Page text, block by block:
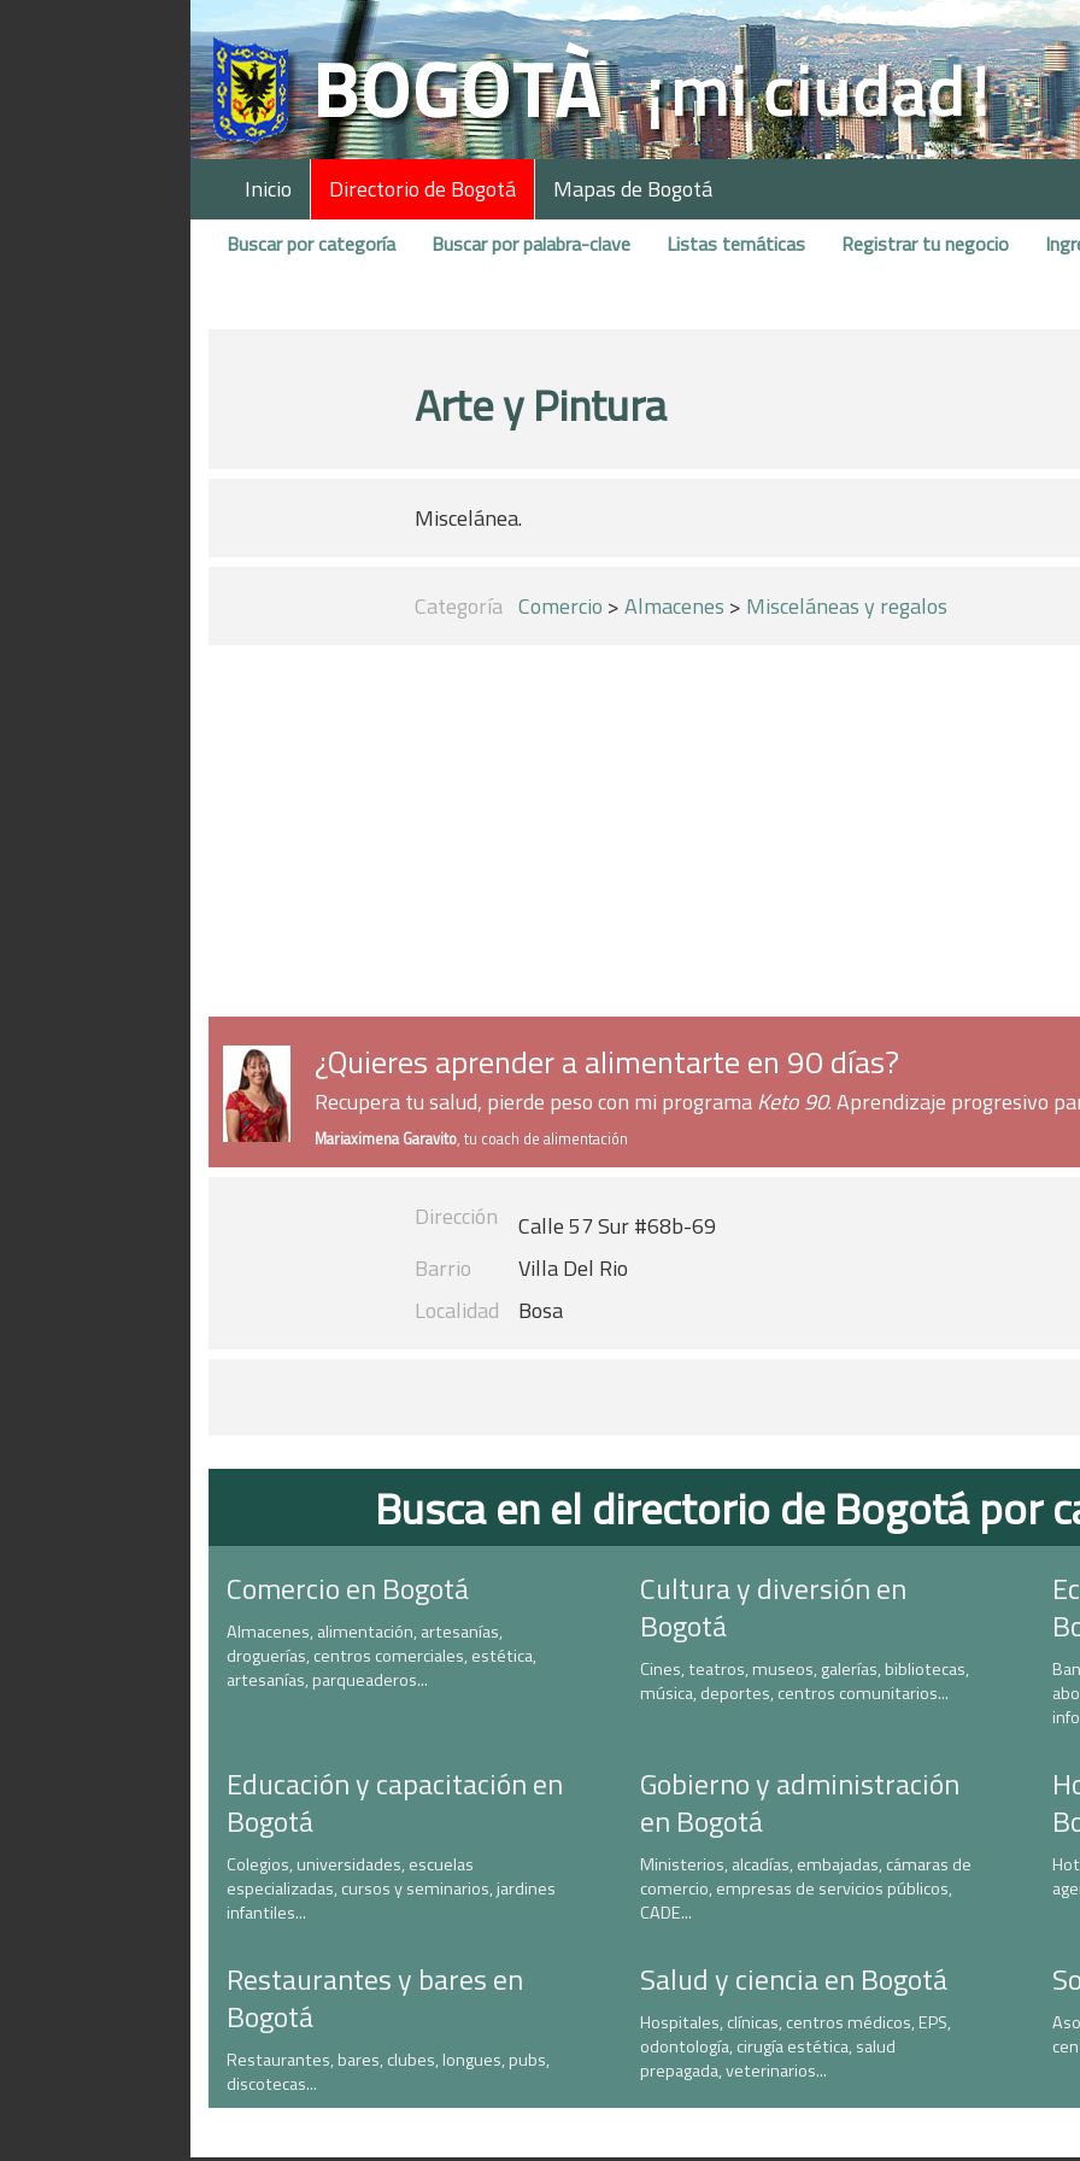
Inicio Directorio de Bogotá Mapas de Bogotá
Buscar por categoría Buscar por palabra-clave Listas temáticas Registrar tu negocio
Arte y Pintura
Miscelánea.
Categoría Comercio >Almacenes > Misceláneas y regalos
¿Quieres aprender a alimentarte en 90 días?
Recupera tu salud, pierde peso con mi programaKeto 90. Aprendizaje progresivo
Mariaximena Garavito, tu coach de alimentación
Dirección
Calle 57 Sur #68b-69
Barrio
Villa Del Rio
Localidad
Bosa
Busca en el directorio de Bogotá por
Comercio en Bogotá
Almacenes, alimentación, artesanías,
droguerías, centros comerciales, estética,
artesanías, parqueaderos...
Cultura y diversión en
Bogotá
Cines, teatros, museos, galerías, bibliotecas,
música, deportes, centros comunitarios...
Educación y capacitación en
Bogotá
Colegios, universidades, escuelas
especializadas, cursos y seminarios, jardines
infantiles...
Gobierno y administración
en Bogotá
Ministerios, alcadías, embajadas, cámaras de
comercio, empresas de servicios públicos,
CADE...
Restaurantes y bares en
Bogotá
Restaurantes, bares, clubes, longues, pubs,
discotecas...
Salud y ciencia en Bogotá
Hospitales, clínicas, centros médicos, EPS,
odontología, cirugía estética, salud
prepagada, veterinarios...